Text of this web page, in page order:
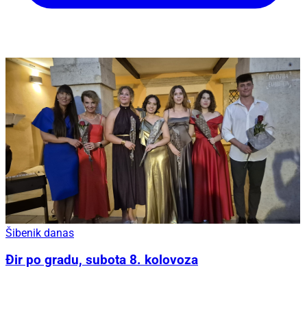
Šibenik danas
Đir po gradu, subota 8. kolovoza